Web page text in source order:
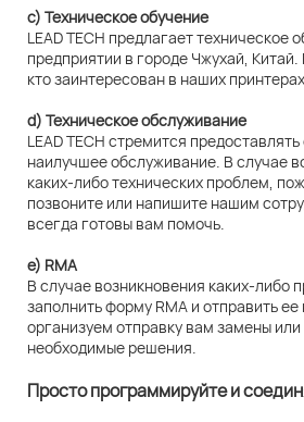
c) Техническое обучение
LEAD TECH предлагает техническое
предприятии в городе Чжухай,
кто заинтересован в наших
d) Техническое обслуживание
LEAD TECH стремится
наилучшее обслуживание. В случае
каких-либо технических проблем,
позвоните или напишите нашим
всегда готовы вам помочь.
e) RMA
В случае возникновения каких-либо
заполнить форму RMA и отправить
организуем отправку вам замены
необходимые решения.
Просто программируйте и